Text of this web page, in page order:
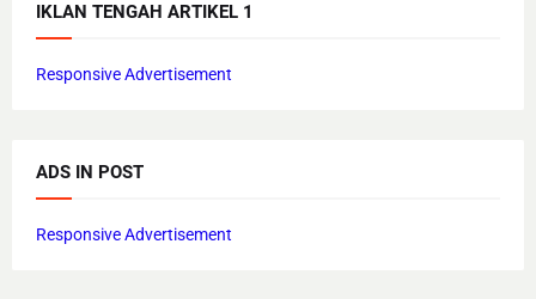
IKLAN TENGAH ARTIKEL 1
Responsive Advertisement
ADS IN POST
Responsive Advertisement